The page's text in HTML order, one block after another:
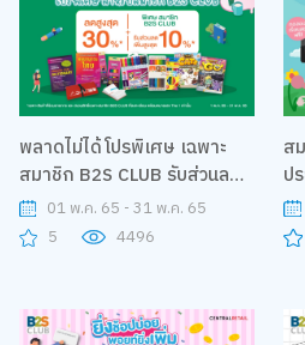
พลาดไม่ได้โปรพิเศษ เฉพาะ
สมาชิก B2S CLUB รับส่วนลด
ต้อนรับเปิดเทอมมากมาย
01 พ.ค. 65 - 31 พ.ค. 65
5
4496
ส
ป